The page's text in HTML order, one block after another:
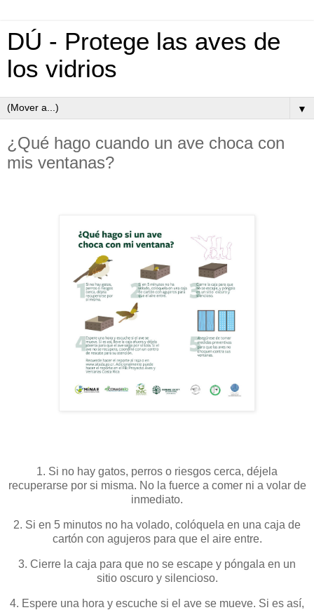
DÚ - Protege las aves de
los vidrios
▼
¿Qué hago cuando un ave choca con
mis ventanas?
1. Si no hay gatos, perros o riesgos cerca, déjela
recuperarse por si misma. No la fuerce a comer ni a volar de
inmediato.
2. Si en 5 minutos no ha volado, colóquela en una caja de
cartón con agujeros para que el aire entre.
3. Cierre la caja para que no se escape y póngala en un
sitio oscuro y silencioso.
4. Espere una hora y escuche si el ave se mueve. Si es así,